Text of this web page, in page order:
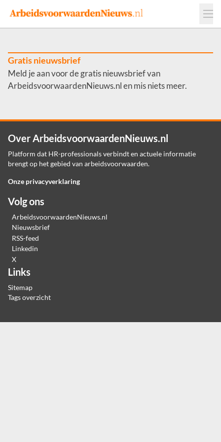
Events
Adverteren
Werkgevers
Contact
Gratis nieuwsbrief
Meld je aan voor de gratis nieuwsbrief van
ArbeidsvoorwaardenNieuws.nl en mis niets meer.
Over ArbeidsvoorwaardenNieuws.nl
Platform dat HR-professionals verbindt en actuele informatie
brengt op het gebied van arbeidsvoorwaarden.
Onze privacyverklaring
Volg ons
ArbeidsvoorwaardenNieuws.nl
Nieuwsbrief
RSS-feed
Linkedin
X
Links
Sitemap
Tags overzicht